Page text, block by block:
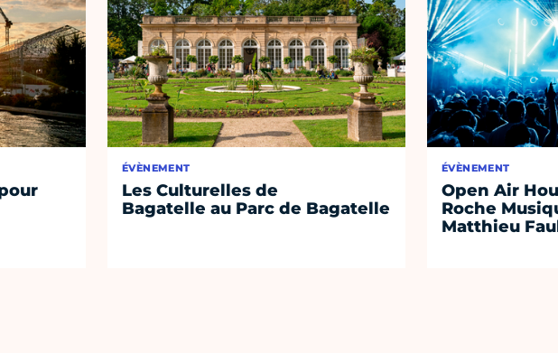
ÉVÈNEMENT
Les Culturelles de
Bagatelle au Parc de Bagatelle
ÉVÈNEMENT
Open Air
Roche
Matthieu